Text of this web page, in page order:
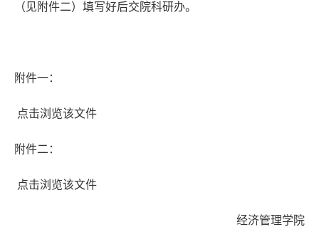
（见附件二）填写好后交院科研办。
附件一：
点击浏览该文件
附件二：
点击浏览该文件
经济管理学院